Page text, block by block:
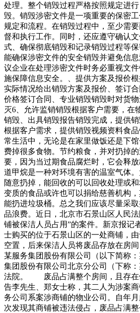
处理。整个销毁过程严格按照规定进
毁。销毁涉密文件是一项重要的保密
规定和流程。在销毁过程中，至少需
督和执行工作。同时，还应遵守确认
式、确保彻底销毁和记录销毁过程等
能确保涉密文件的安全销毁并避免信
议企业在处理涉密文件时务必重视文
施保障信息安全。、提供方案及报价
实际情况给出销毁方案及报价、签订
价格签订合同、专业销毁销毁时对货
灭6、允许监销销毁根据客户需要，在
销毁、出具销毁报告销毁完成，提供
根据客户需求，提供销毁视频资料食
常生活中，无论是在家里做饭还是下
费掉很多食物。节约粮食，并对扔掉
要，因为当过期食品腐烂时，它会释
道甲烷是一种对环境有害的温室气体
随意扔掉，能回收的可以回收处理或
变质的食品或许也可以捐给慈善机构
能扔进垃圾桶。总之我们应该尽量采
品浪费。近日，北京市石景山区人民
铺被保洁人员占用”的案件。新京报记
士购买的位于石景山区的一处商铺，
空置，后来保洁人员将废品存放在房
某服务集团股份有限公司（以下简称
集团股份有限公司北京分公司（下称
法院。 废品占满整个房间，且存
告李先生、郑女士称，其二人为涉案
务公司系案涉商铺的物业公司。自年
次发现其商铺被违法侵占，废品占满